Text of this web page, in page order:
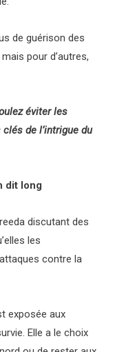
de guérison des
pour d’autres,
éviter les
de l’intrigue du
dit long
discutant des
les
contre la
exposée aux
Elle a le choix